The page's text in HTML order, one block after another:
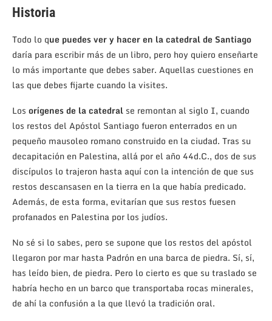
Historia
Todo lo que puedes ver y hacer en la catedral de Santiago
daría para escribir más de un libro, pero hoy quiero enseñarte
lo más importante que debes saber. Aquellas cuestiones en
las que debes fijarte cuando la visites.
Los orígenes de la catedral se remontan al siglo I, cuando
los restos del Apóstol Santiago fueron enterrados en un
pequeño mausoleo romano construido en la ciudad. Tras su
decapitación en Palestina, allá por el año 44d.C., dos de sus
discípulos lo trajeron hasta aquí con la intención de que sus
restos descansasen en la tierra en la que había predicado.
Además, de esta forma, evitarían que sus restos fuesen
profanados en Palestina por los judíos.
No sé si lo sabes, pero se supone que los restos del apóstol
llegaron por mar hasta Padrón en una barca de piedra. Sí, sí,
has leído bien, de piedra. Pero lo cierto es que su traslado se
habría hecho en un barco que transportaba rocas minerales,
de ahí la confusión a la que llevó la tradición oral.